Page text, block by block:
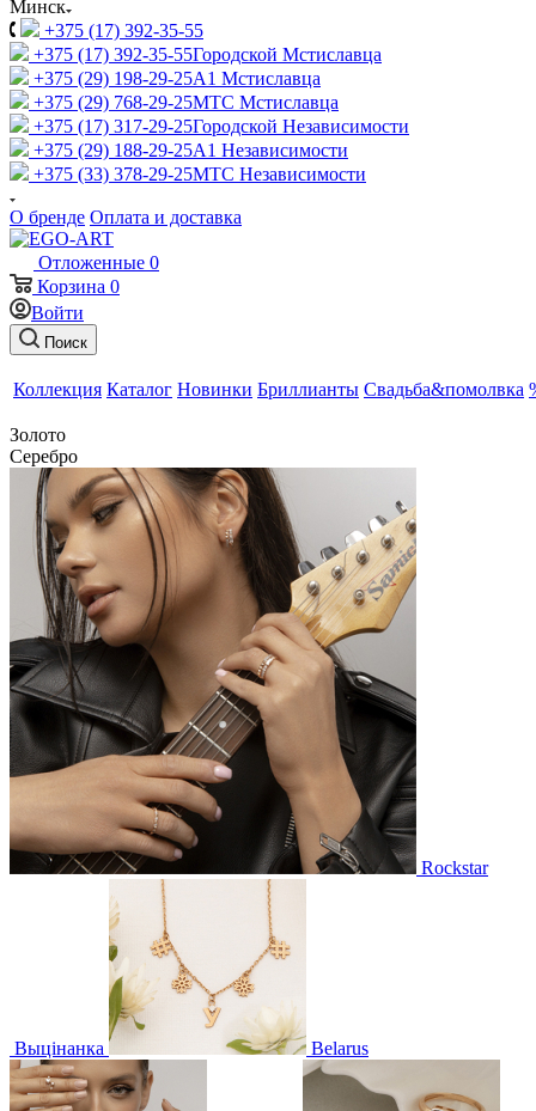
Минск
+375 (17) 392-35-55
+375 (17) 392-35-55Городской Мстиславца
+375 (29) 198-29-25A1 Мстиславца
+375 (29) 768-29-25МТС Мстиславца
+375 (17) 317-29-25Городской Независимости
+375 (29) 188-29-25A1 Независимости
+375 (33) 378-29-25МТС Независимости
О бренде Оплата и доставка
Отложенные 0
Корзина 0
Войти
Поиск
Коллекция Каталог Новинки Бриллианты Свадьба&помолвка
Золото
Серебро
Rockstar
Выцінанка Belarus